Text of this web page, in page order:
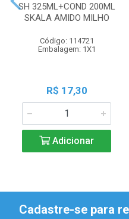
SH 325ML+COND 200ML
SKALA AMIDO MILHO
Código: 114721
Embalagem: 1X1
R$ 17,30
Adicionar
Cadastre-se para